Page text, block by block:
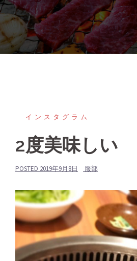
インスタグラム
2度美味しい
POSTED 2019年9月8日 服部